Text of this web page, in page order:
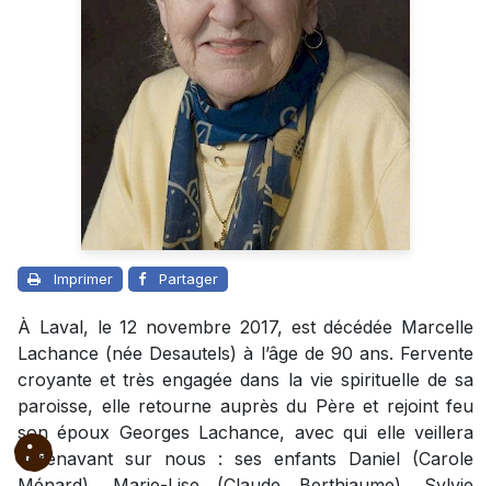
Imprimer Partager
À Laval, le 12 novembre 2017, est décédée Marcelle
Lachance (née Desautels) à l’âge de 90 ans. Fervente
croyante et très engagée dans la vie spirituelle de sa
paroisse, elle retourne auprès du Père et rejoint feu
son époux Georges Lachance, avec qui elle veillera
dorénavant sur nous : ses enfants Daniel (Carole